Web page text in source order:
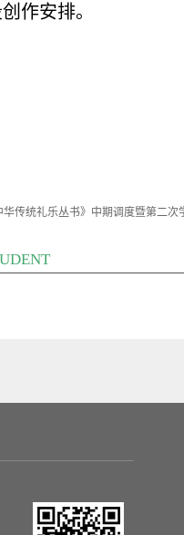
作安排。
传统礼乐丛书》中期调度暨第二次